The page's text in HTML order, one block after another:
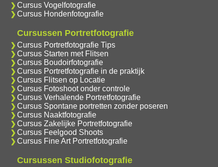
Cursus Vogelfotografie
Cursus Hondenfotografie
Cursussen Portretfotografie
Cursus Portretfotografie Tips
Cursus Starten met Flitsen
Cursus Boudoirfotografie
Cursus Portretfotografie in de praktijk
Cursus Flitsen op Locatie
Cursus Fotoshoot onder controle
Cursus Verhalende Portretfotografie
Cursus Spontane portretten zonder poseren
Cursus Naaktfotografie
Cursus Zakelijke Portretfotografie
Cursus Feelgood Shoots
Cursus Fine Art Portretfotografie
Cursussen Studiofotografie